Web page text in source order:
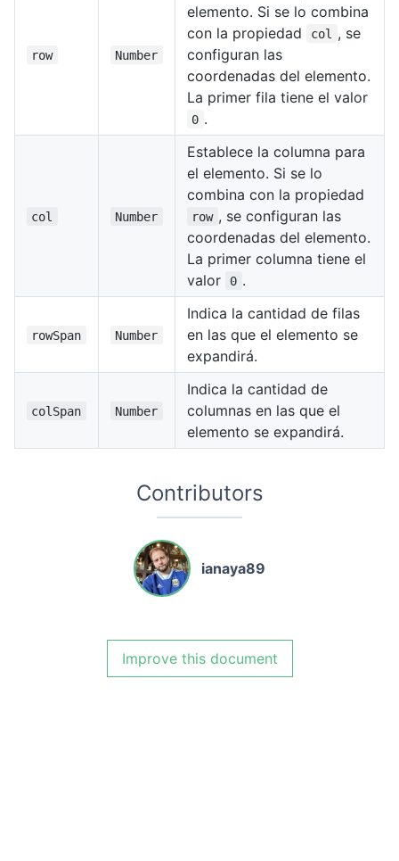
row Number
elemento. Si se lo combina
con la propiedad
col
, se
configuran las
coordenadas del elemento.
La primer fila tiene el valor
0 .
col Number
Establece la columna para
el elemento. Si se lo
combina con la propiedad
row , se configuran las
coordenadas del elemento.
La primer columna tiene el
valor
0 .
rowSpan Number
Indica la cantidad de filas
en las que el elemento se
expandirá.
colSpan Number
Indica la cantidad de
columnas en las que el
elemento se expandirá.
Contributors
ianaya89
Improve this document